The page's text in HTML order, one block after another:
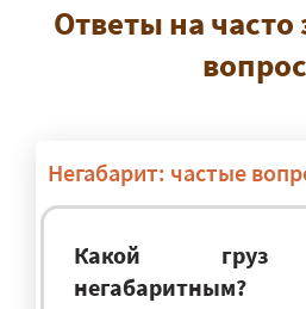
Ответы на
Негабарит: частые
Какой груз
негабаритным?